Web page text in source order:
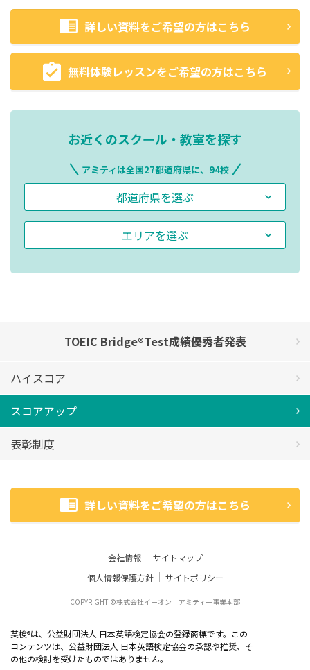
詳しい資料をご希望の方はこちら
無料体験レッスンをご希望の方はこちら
お近くのスクール・教室を探す
アミティは全国27都道府県に、94校
都道府県を選ぶ
エリアを選ぶ
TOEIC Bridge®Test成績優秀者発表
ハイスコア
スコアアップ
表彰制度
詳しい資料をご希望の方はこちら
会社情報
サイトマップ
個人情報保護方針
サイトポリシー
COPYRIGHT ©株式会社イーオン アミティー事業本部
英検®は、公益財団法人 日本英語検定協会の登録商標です。この
コンテンツは、公益財団法人 日本英語検定協会の承認や推奨、そ
の他の検討を受けたものではありません。